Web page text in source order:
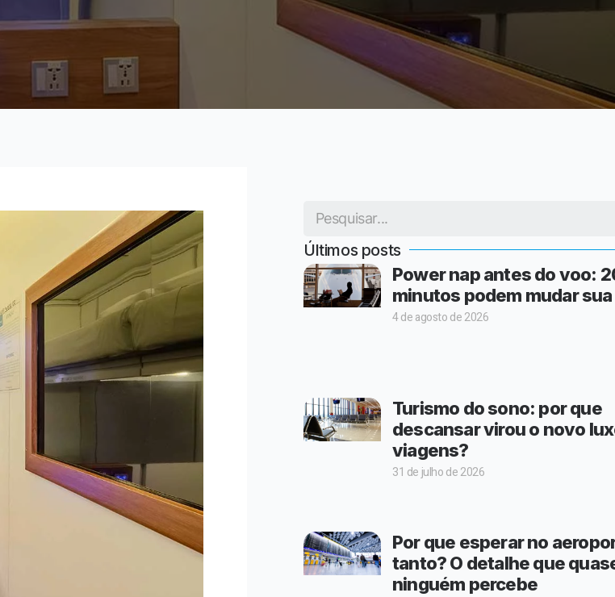
Últimos posts
Power nap antes do voo:
minutos podem mudar
4 de agosto de 2026
Turismo do sono: por que
descansar virou o novo
viagens?
31 de julho de 2026
Por que esperar no
tanto? O detalhe que
ninguém percebe